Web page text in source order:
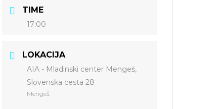
TIME
17:00
LOKACIJA
AIA - Mladinski center Mengeš,
Slovenska cesta 28
Mengeš